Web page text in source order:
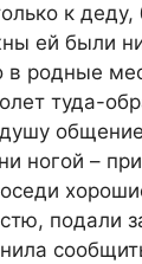
к
ей были
в родные
туда-
душу
ногой –
подали